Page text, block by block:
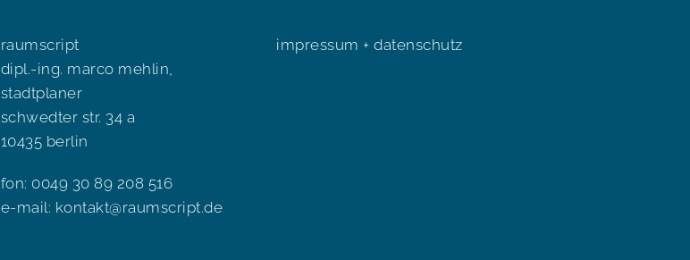
raumscript
dipl.-ing. marco mehlin,
stadtplaner
schwedter str. 34 a
10435 berlin
fon: 0049 30 89 208 516
e-mail: kontakt@raumscript.de
impressum + datenschutz